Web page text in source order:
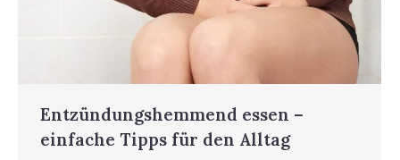
Entzündungshemmend essen –
einfache Tipps für den Alltag